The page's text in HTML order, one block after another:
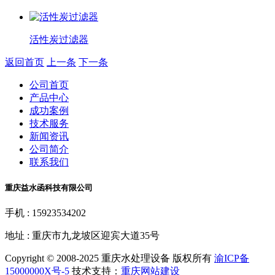
活性炭过滤器
返回首页 上一条 下一条
公司首页
产品中心
成功案例
技术服务
新闻资讯
公司简介
联系我们
重庆益水函科技有限公司
手机 : 15923534202
地址 : 重庆市九龙坡区迎宾大道35号
Copyright © 2008-2025 重庆水处理设备 版权所有 渝ICP备
15000000X号-5 技术支持： 重庆网站建设